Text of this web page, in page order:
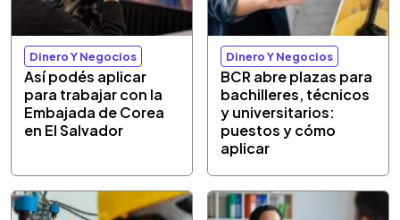
Dinero Y Negocios
Así podés aplicar
para trabajar con la
Embajada de Corea
en El Salvador
Dinero Y Negocios
BCR abre plazas para
bachilleres, técnicos
y universitarios:
puestos y cómo
aplicar